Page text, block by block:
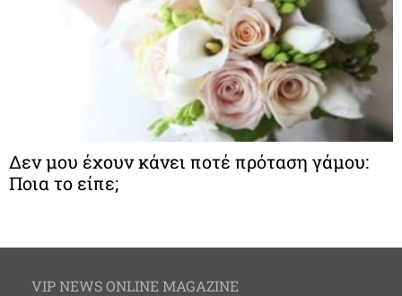
Δεν μου έχουν κάνει ποτέ πρόταση γάμου:
Ποια το είπε;
VIP NEWS ONLINE MAGAZINE